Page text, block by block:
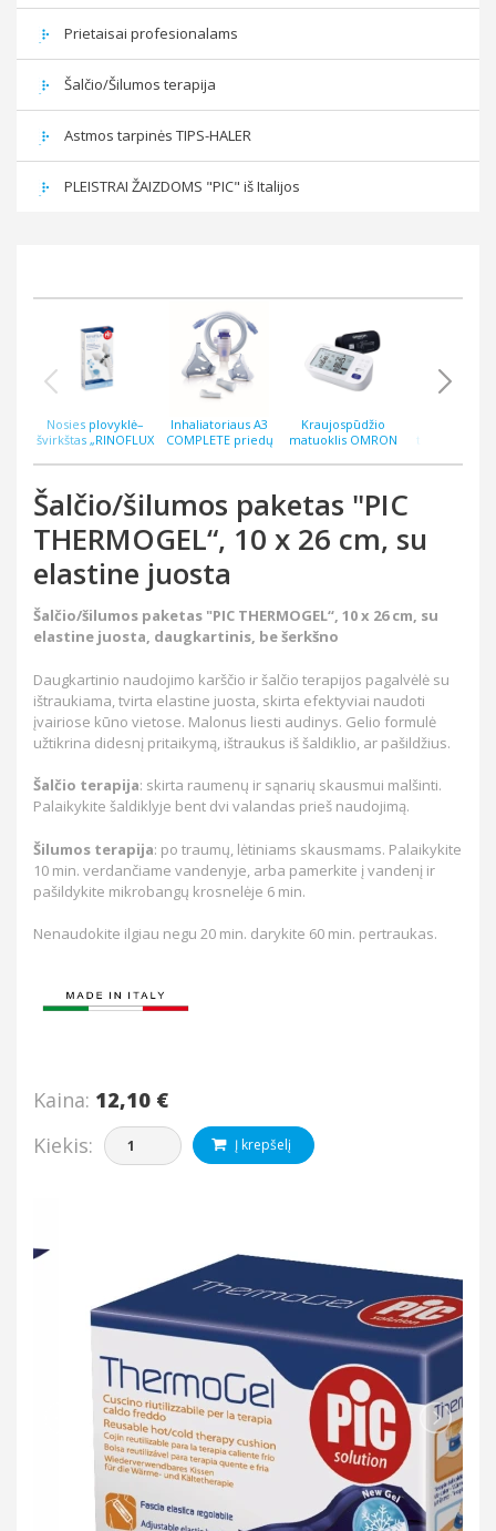
Prietaisai profesionalams
Šalčio/Šilumos terapija
Astmos tarpinės TIPS-HALER
PLEISTRAI ŽAIZDOMS "PIC" iš Italijos
Nosies plovyklė–
švirkštas „RINOFLUX
antgalis
Inhaliatoriaus A3
COMPLETE priedų
Kraujospūdžio
matuoklis OMRON
termometras
Šalčio/šilumos paketas "PIC
THERMOGEL“, 10 x 26 cm, su
elastine juosta
Šalčio/šilumos paketas "PIC THERMOGEL“, 10 x 26 cm, su
elastine juosta, daugkartinis, be šerkšno
Daugkartinio naudojimo karščio ir šalčio terapijos pagalvėlė su
ištraukiama, tvirta elastine juosta, skirta efektyviai naudoti
įvairiose kūno vietose. Malonus liesti audinys. Gelio formulė
užtikrina didesnį pritaikymą, ištraukus iš šaldiklio, ar pašildžius.
Šalčio terapija: skirta raumenų ir sąnarių skausmui malšinti.
Palaikykite šaldiklyje bent dvi valandas prieš naudojimą.
Šilumos terapija: po traumų, lėtiniams skausmams. Palaikykite
10 min. verdančiame vandenyje, arba pamerkite į vandenį ir
pašildykite mikrobangų krosnelėje 6 min.
Nenaudokite ilgiau negu 20 min. darykite 60 min. pertraukas.
Kaina: 12,10 €
Kiekis:
Į krepšelį